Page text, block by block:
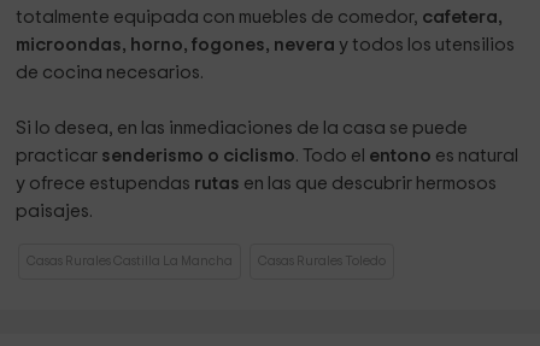
totalmente equipada con muebles de comedor, cafetera,
microondas, horno, fogones, nevera y todos los utensilios
de cocina necesarios.
Si lo desea, en las inmediaciones de la casa se puede
practicar senderismo o ciclismo. Todo el entono es natural
y ofrece estupendas rutas en las que descubrir hermosos
paisajes.
Casas Rurales Castilla La Mancha Casas Rurales Toledo